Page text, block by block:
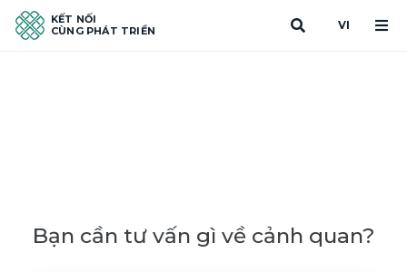
KẾT NỐI
CÙNG PHÁT TRIỂN
VI
Bạn cần tư vấn gì về cảnh quan?